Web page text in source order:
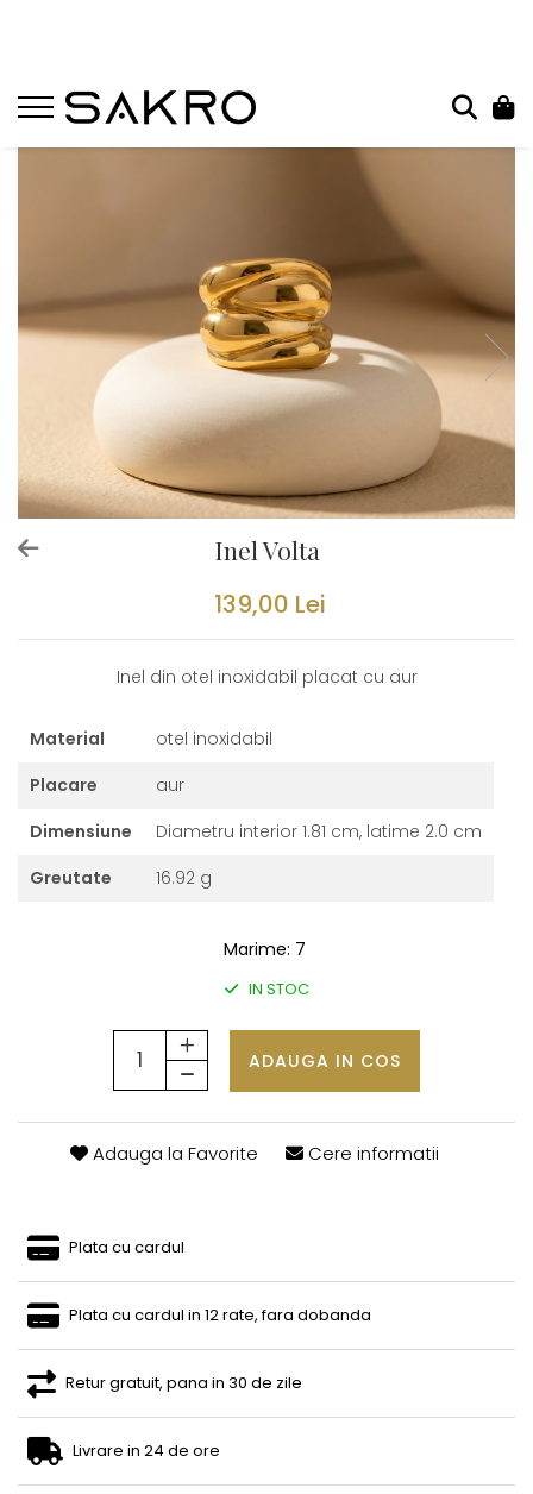
Charms
Inele
Inel Volta
139,00 Lei
Inel din otel inoxidabil placat cu aur
Material
otel inoxidabil
Placare
aur
Dimensiune
Diametru interior 1.81 cm, latime 2.0 cm
Greutate
16.92 g
Marime: 7
IN STOC
ADAUGA IN COS
Adauga la Favorite Cere informatii
Plata cu cardul
Plata cu cardul in 12 rate, fara dobanda
Retur gratuit, pana in 30 de zile
Livrare in 24 de ore